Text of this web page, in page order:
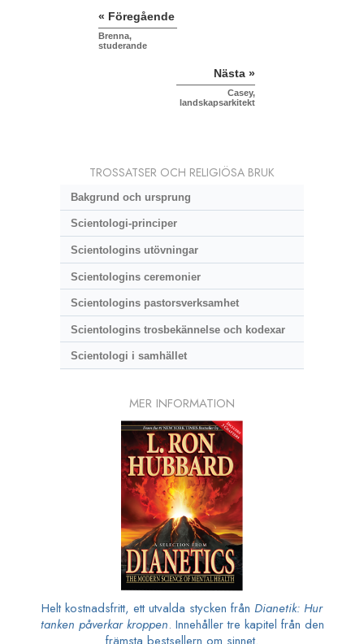
« Föregående
Brenna,
studerande
Nästa »
Casey,
landskapsarkitekt
TROSSATSER OCH RELIGIÖSA BRUK
Bakgrund och ursprung
Scientologi-principer
Scientologins utövningar
Scientologins ceremonier
Scientologins pastorsverksamhet
Scientologins trosbekännelse och kodexar
Scientologi i samhället
MER INFORMATION
Helt kostnadsfritt, ett utvalda stycken från Dianetik: Hur
tanken påverkar kroppen. Innehåller tre kapitel från den